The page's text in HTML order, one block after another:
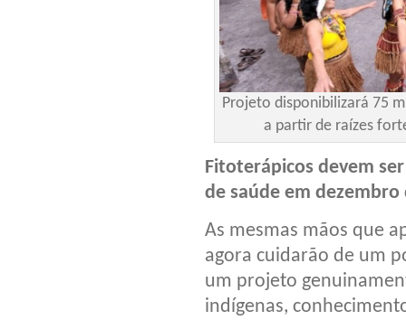
Projeto disponibilizará 75
a partir de raízes
Fitoterápicos devem
de saúde em dezembro
As mesmas mãos que
agora cuidarão de um
um projeto
indígenas,